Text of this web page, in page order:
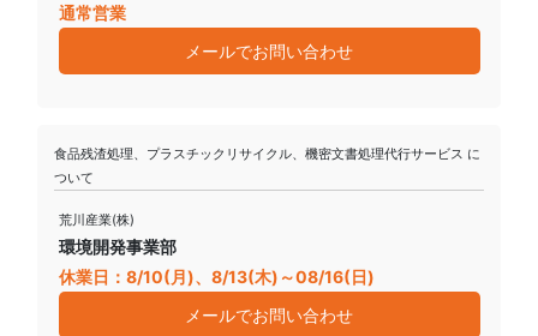
通常営業
メールでお問い合わせ
食品残渣処理、プラスチックリサイクル、機密文書処理代行サービス に
ついて
荒川産業(株)
環境開発事業部
休業日：8/10(月)、8/13(木)～08/16(日)
メールでお問い合わせ